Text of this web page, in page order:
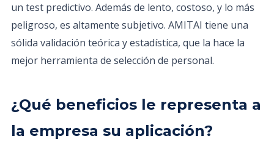
un test predictivo. Además de lento, costoso, y lo más
peligroso, es altamente subjetivo. AMITAI tiene una
sólida validación teórica y estadística, que la hace la
mejor herramienta de selección de personal.
¿Qué beneficios le representa a
la empresa su aplicación?